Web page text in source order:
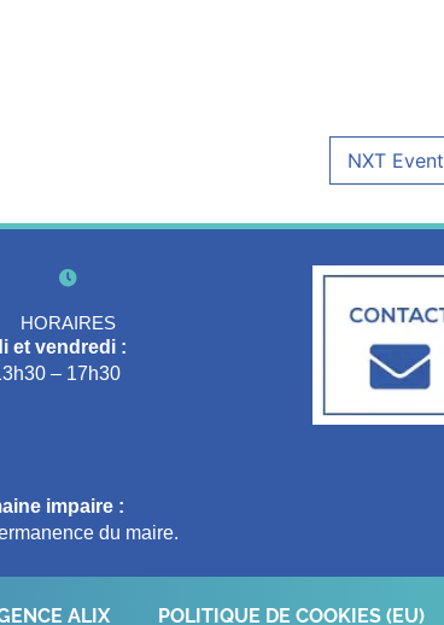
NXT Event
HORAIRES
et vendredi :
– 17h30
impaire :
du maire.
ALIX POLITIQUE DE COOKIES (EU)